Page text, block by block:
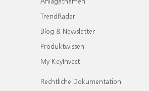
TrendRadar
Blog & Newsletter
Produktwissen
My KeyInvest
Rechtliche Dokumentation